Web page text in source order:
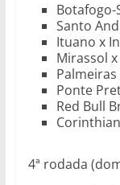
Botafogo-
Santo
Ituano x
Mirassol
Palmeiras
Ponte
Red Bull
4ª rodada